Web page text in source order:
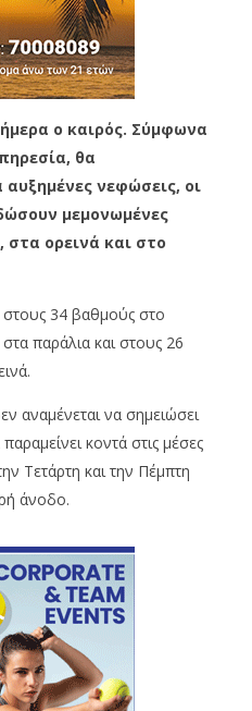
ο καιρός. Σύμφωνα
θα
νεφώσεις, οι
μεμονωμένες
στα ορεινά και στο
34 βαθμούς στο
παράλια και στους 26
αναμένεται να σημειώσει
κοντά στις μέσες
Τετάρτη και την Πέμπτη
άνοδο.